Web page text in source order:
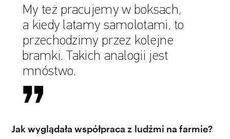
My też pracujemy w boksach,
a kiedy latamy samolotami, to
przechodzimy przez kolejne
bramki. Takich analogii jest
mnóstwo.
Jak wyglądała współpraca z ludźmi na farmie?